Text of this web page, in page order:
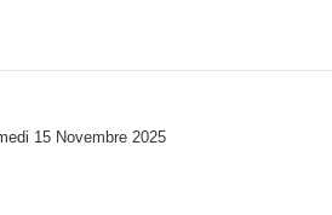
15 Novembre 2025